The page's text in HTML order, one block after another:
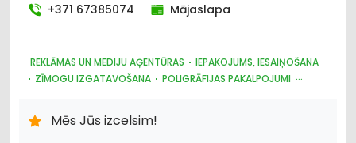
+371 67385074 Mājaslapa
REKLĀMAS UN MEDIJU AĢENTŪRAS
IEPAKOJUMS, IESAIŅOŠANA
ZĪMOGU IZGATAVOŠANA
POLIGRĀFIJAS PAKALPOJUMI
Mēs Jūs izcelsim!